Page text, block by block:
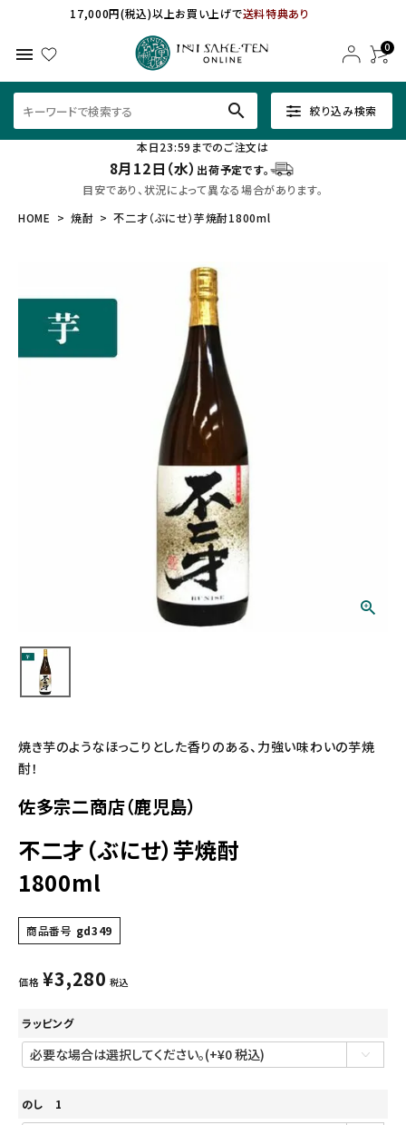
17,000円(税込)以上お買い上げで送料特典あり
menu 0
絞り込み検索
search
本日23:59までのご注文は
8月12日（水） 出荷予定です。
目安であり、状況によって異なる場合があります。
HOME
焼酎 不二才（ぶにせ）芋焼酎1800ml
焼き芋のようなほっこりとした香りのある、力強い味わいの芋焼
酎！
佐多宗二商店（鹿児島）
不二才（ぶにせ）芋焼酎
1800ml
商品番号 gd349
価格 ¥3,280 税込
ラッピング
のし 1